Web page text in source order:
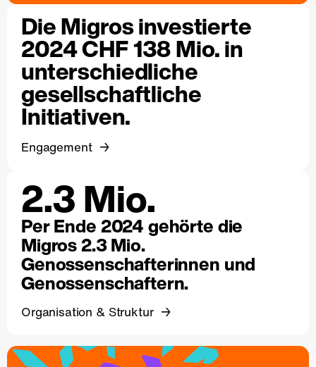
Die Migros investierte
2024 CHF 138 Mio. in
unterschiedliche
gesellschaftliche
Initiativen.
Engagement
2.3 Mio.
Per Ende 2024 gehörte die
Migros 2.3 Mio.
Genossenschafterinnen und
Genossenschaftern.
Organisation & Struktur